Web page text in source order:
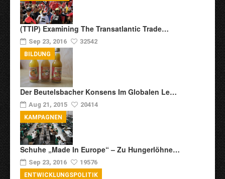
(TTIP) Examining The Transatlantic Trade…
Sep 23, 2016 32542
Der Beutelsbacher Konsens Im Globalen Le…
Aug 21, 2015 20414
BILDUNG
Schuhe „Made In Europe“ – Zu Hungerlöhne…
Sep 23, 2016 19576
KAMPAGNEN
ENTWICKLUNGSPOLITIK